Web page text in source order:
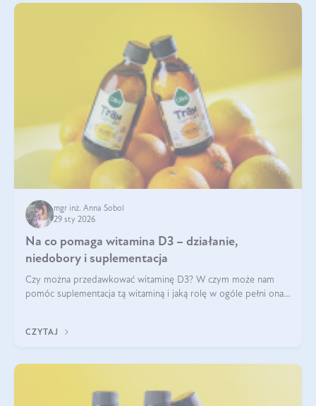
mgr inż. Anna Sobol
29 sty 2026
Na co pomaga witamina D3 – działanie,
niedobory i suplementacja
Czy można przedawkować witaminę D3? W czym może nam
pomóc suplementacja tą witaminą i jaką rolę w ogóle pełni ona
robić?
CZYTAJ